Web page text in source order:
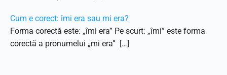
Cum e corect: îmi era sau mi era?
Forma corectă este: „îmi era” Pe scurt: „îmi” este forma
corectă a pronumelui „mi era” […]